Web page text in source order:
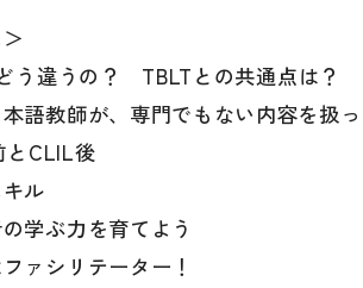
う違うの？ TBLTとの共通点は？
本語教師が、専門でもない内容を扱
とCLIL後
ル
の学ぶ力を育てよう
ァシリテーター！